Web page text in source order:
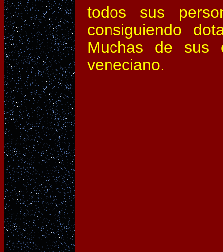
todos sus
consiguiendo
Muchas de sus
veneciano.